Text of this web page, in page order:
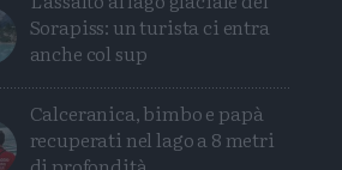
Sorapiss: un turista ci entra
anche col sup
Calceranica, bimbo e papà
recuperati nel lago a 8 metri